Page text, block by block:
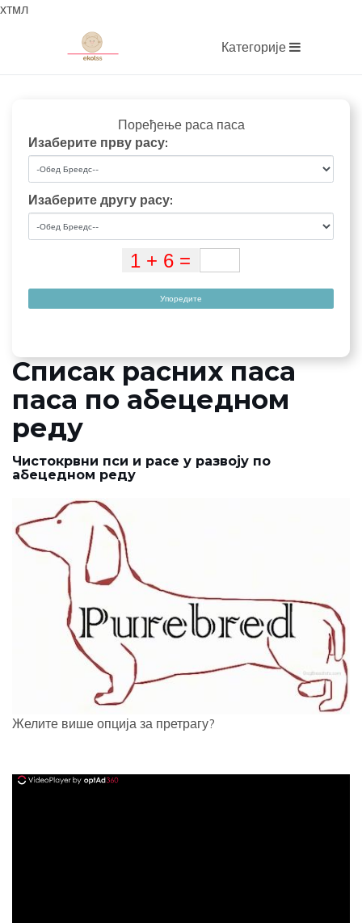
хтмл
Категорије
Поређење раса паса
Изаберите прву расу:
Изаберите другу расу:
Упоредите
Списак расних паса
паса по абецедном
реду
Чистокрвни пси и расе у развоју по
абецедном реду
Желите више опција за претрагу?